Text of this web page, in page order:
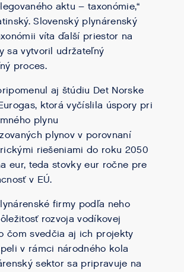
aktu – taxonómie,“
Slovenský plynárenský
víta ďalší priestor na
sa vytvoril udržateľný
proces.
aj štúdiu Det Norske
ktorá vyčíslila úspory pri
plynu
plynov v porovnaní
riešeniami do roku 2050
eur, teda stovky eur ročne pre
v EÚ.
firmy podľa neho
rozvoja vodíkovej
čom svedčia aj ich projekty
v rámci národného kola
sektor sa pripravuje na